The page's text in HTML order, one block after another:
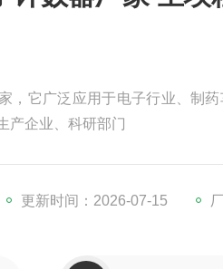
，它广泛应用于电子行业、制
产企业、科研部门
更新时间：2026-07-15